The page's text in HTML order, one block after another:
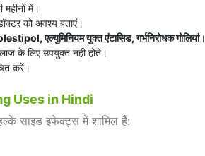
में।
को अवश्य बताएं।
एल्युमिनियम युक्त एंटासिड, गर्भनिरोधक गोलियां।
के लिए उपयुक्त नहीं होते।
करें।
Uses in Hindi
साइड इफेक्ट्स में शामिल हैं: